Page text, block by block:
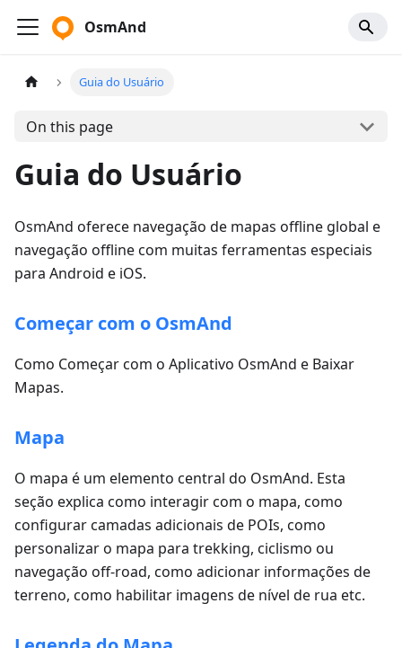
OsmAnd
Guia do Usuário
On this page
Guia do Usuário
OsmAnd oferece navegação de mapas offline global e
navegação offline com muitas ferramentas especiais
para Android e iOS.
Começar com o OsmAnd
Como Começar com o Aplicativo OsmAnd e Baixar
Mapas.
Mapa
O mapa é um elemento central do OsmAnd. Esta
seção explica como interagir com o mapa, como
configurar camadas adicionais de POIs, como
personalizar o mapa para trekking, ciclismo ou
navegação off-road, como adicionar informações de
terreno, como habilitar imagens de nível de rua etc.